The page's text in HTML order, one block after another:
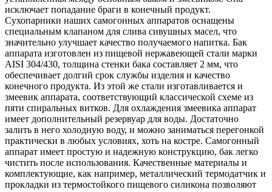
исключает попадание браги в конечный продукт.
Сухопарники наших самогонных аппаратов оснащены
специальным клапаном для слива сивушных масел, что
значительно улучшает качество получаемого напитка. Бак
аппарата изготовлен из пищевой нержавеющей стали марки
AISI 304/430, толщина стенки бака составляет 2 мм, что
обеспечивает долгий срок службы изделия и качество
конечного продукта. Из этой же стали изготавливается и
змеевик аппарата, соответствующий классической схеме из
пяти спиральных витков. Для охлаждения змеевика аппарат
имеет дополнительный резервуар для воды. Достаточно
залить в него холодную воду, и можно заниматься перегонкой
практически в любых условиях, хоть на костре. Самогонный
аппарат имеет простую и надежную конструкцию, бак легко
чистить после использования. Качественные материалы и
комплектующие, как например, металлический термодатчик и
прокладки из термостойкого пищевого силикона позволяют